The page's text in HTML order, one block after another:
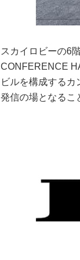
スカイロビーの6
CONFERENCE
ビルを構成する
発信の場となるこ